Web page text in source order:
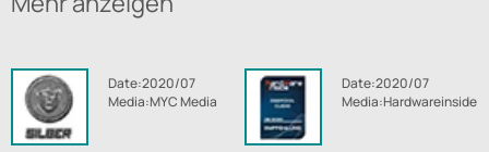
Date:2020/07
Media:MYC Media
Date:2020/07
Media:Hardwareinside